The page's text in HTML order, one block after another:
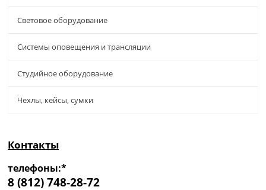
Световое оборудование
Системы оповещения и трансляции
Студийное оборудование
Чехлы, кейсы, сумки
Контакты
телефоны:*
8 (812) 748-28-72